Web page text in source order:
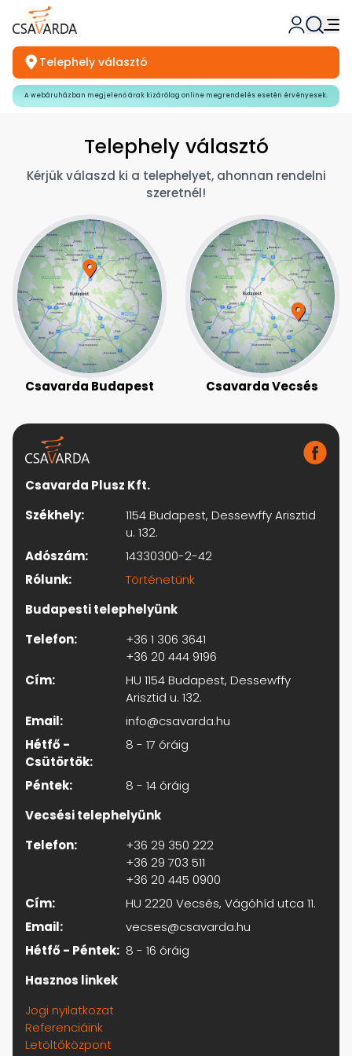
Telephely választó
A webáruházban megjelenő árak kizárólag online megrendelés esetén érvényesek.
Telephely választó
Kérjük válaszd ki a telephelyet, ahonnan rendelni
szeretnél!
Csavarda Budapest Csavarda Vecsés
Csavarda Plusz Kft.
Székhely:
1154 Budapest, Dessewffy Arisztid
u. 132.
Adószám:
14330300-2-42
Rólunk:
Történetünk
Budapesti telephelyünk
Telefon:
+36 1 306 3641
+36 20 444 9196
Cím:
HU 1154 Budapest, Dessewffy
Arisztid u. 132.
Email:
info@csavarda.hu
Hétfő -
Csütörtök:
8 - 17 óráig
Péntek:
8 - 14 óráig
Vecsési telephelyünk
Telefon:
+36 29 350 222
+36 29 703 511
+36 20 445 0900
Cím:
HU 2220 Vecsés, Vágóhíd utca 11.
Email:
vecses@csavarda.hu
Hétfő - Péntek: 8 - 16 óráig
Hasznos linkek
Jogi nyilatkozat
Referenciáink
Letöltőközpont